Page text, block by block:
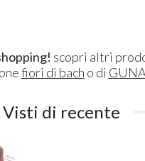
scopri altri
fiori di bach o di GUNA
Visti di recente